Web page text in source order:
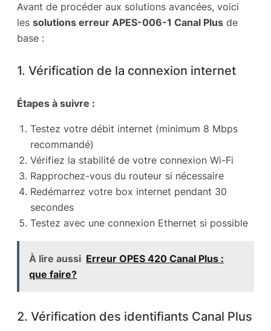
Avant de procéder aux solutions avancées, voici
les solutions erreur APES-006-1 Canal Plus de
base :
1. Vérification de la connexion internet
Étapes à suivre :
Testez votre débit internet (minimum 8 Mbps
recommandé)
Vérifiez la stabilité de votre connexion Wi-Fi
Rapprochez-vous du routeur si nécessaire
Redémarrez votre box internet pendant 30
secondes
Testez avec une connexion Ethernet si possible
À lire aussi Erreur OPES 420 Canal Plus :
que faire?
2. Vérification des identifiants Canal Plus